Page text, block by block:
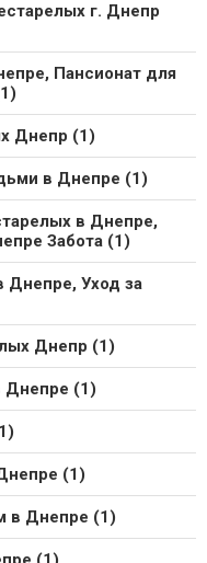
г. Днепр
Пансионат для
Днепр (1)
в Днепре (1)
в Днепре,
Забота (1)
Днепре, Уход за
Днепр (1)
Днепре (1)
(1)
в Днепре (1)